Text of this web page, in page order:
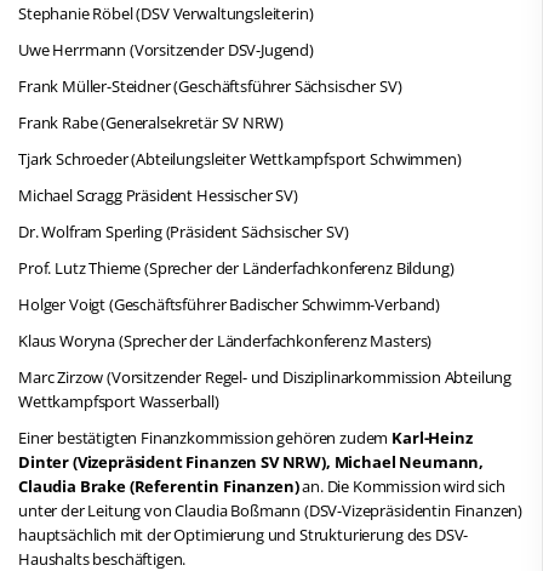
Stephanie Röbel (DSV Verwaltungsleiterin)
Uwe Herrmann (Vorsitzender DSV-Jugend)
Frank Müller-Steidner (Geschäftsführer Sächsischer SV)
Frank Rabe (Generalsekretär SV NRW)
Tjark Schroeder (Abteilungsleiter Wettkampfsport Schwimmen)
Michael Scragg Präsident Hessischer SV)
Dr. Wolfram Sperling (Präsident Sächsischer SV)
Prof. Lutz Thieme (Sprecher der Länderfachkonferenz Bildung)
Holger Voigt (Geschäftsführer Badischer Schwimm-Verband)
Klaus Woryna (Sprecher der Länderfachkonferenz Masters)
Marc Zirzow (Vorsitzender Regel- und Disziplinarkommission Abteilung
Wettkampfsport Wasserball)
Einer bestätigten Finanzkommission gehören zudem Karl-Heinz
Dinter (Vizepräsident Finanzen SV NRW), Michael Neumann,
Claudia Brake (Referentin Finanzen)an. Die Kommission wird sich
unter der Leitung von Claudia Boßmann (DSV-Vizepräsidentin Finanzen)
hauptsächlich mit der Optimierung und Strukturierung des DSV-
Haushalts beschäftigen.